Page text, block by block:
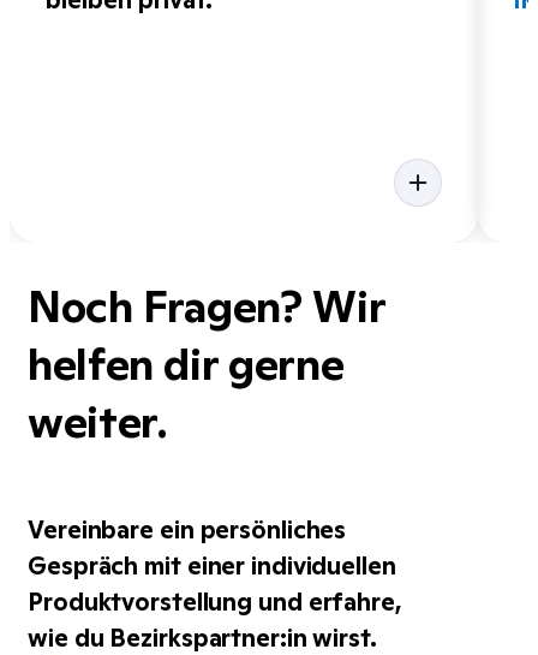
Noch Fragen? Wir
helfen dir gerne
weiter.
Vereinbare ein persönliches
Gespräch mit einer individuellen
Produktvorstellung und erfahre,
wie du Bezirkspartner:in wirst.